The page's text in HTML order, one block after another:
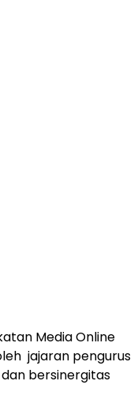
Media Online
jajaran pengurus
bersinergitas